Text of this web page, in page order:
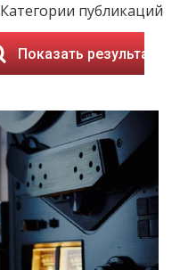
Категории публикаций
Показать результаты